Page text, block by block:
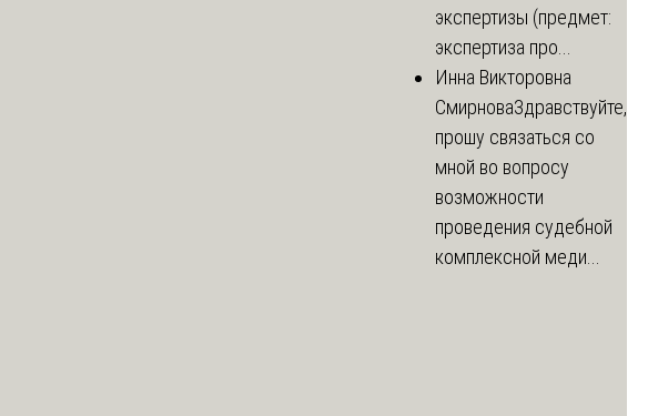
экспертизы (предмет:
экспертиза про...
Инна Викторовна
СмирноваЗдравствуйте,
прошу связаться со
мной во вопросу
возможности
проведения судебной
комплексной меди...